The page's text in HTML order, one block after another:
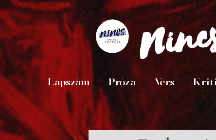
Lapszám Próza Vers